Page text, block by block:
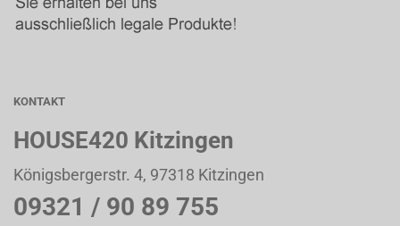
KONTAKT
HOUSE420 Kitzingen
Königsbergerstr. 4, 97318 Kitzingen
09321 / 90 89 755